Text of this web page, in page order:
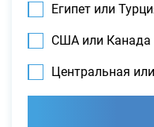
Египет или
США или Канада
Центральная